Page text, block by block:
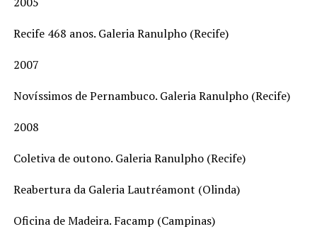
Recife 468 anos. Galeria Ranulpho (Recife)
2007
Novíssimos de Pernambuco. Galeria Ranulpho (Recife)
2008
Coletiva de outono. Galeria Ranulpho (Recife)
Reabertura da Galeria Lautréamont (Olinda)
Oficina de Madeira. Facamp (Campinas)